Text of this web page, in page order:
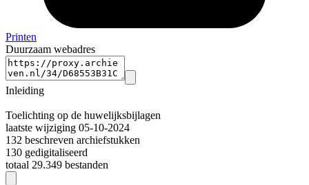
Printen
Duurzaam webadres
Inleiding
Toelichting op de huwelijksbijlagen
laatste wijziging 05-10-2024
132 beschreven archiefstukken
130 gedigitaliseerd
totaal 29.349 bestanden